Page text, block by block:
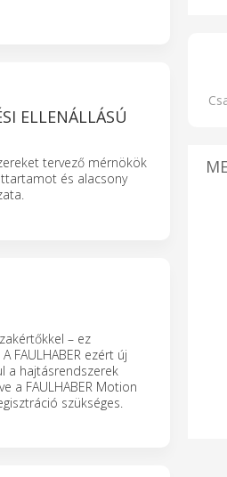
ELLENÁLLÁSÚ
tervező mérnökök
és alacsony
– ez
FAULHABER ezért új
a hajtásrendszerek
a FAULHABER Motion
szükséges.